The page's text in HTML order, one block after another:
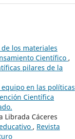
los materiales
Científico ,
pilares de la
en las políticas
Científica
Librada Cáceres
, Revista